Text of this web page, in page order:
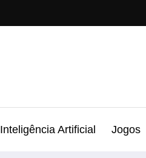
Inteligência Artificial Jogos